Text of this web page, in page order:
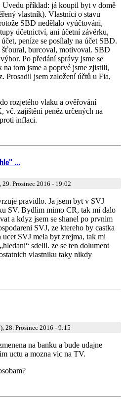
Uvedu příklad: já koupil byt v domě
vlastník). Vlastníci o stavu
SBD nedělalo vyúčtování,
účetnictví, ani účetní závěrku,
peníze se posílaly na účet SBD.
burcoval, motivoval. SBD
Po předání správy jsme se
na tom jsme a poprvé jsme zjistili,
Prosadil jsem založení účtů u Fia,
rozjetého vlaku a ověřování
vč. zajištění peněz určených na
inflaci.
...
Prosinec 2016 - 19:02
pravidlo. Ja jsem byt v SVJ
SV. Bydlim mimo CR, tak mi dalo
a kdyz jsem se shanel po prvnim
SVJ, ze ktereho by castka
ucet SVJ mela byt zrejma, tak mi
sdelil. ze se ten dolument
vlastniku taky nikdy
28. Prosinec 2016 - 9:15
na banku a bude udajne
uctu a mozna vic na TV.